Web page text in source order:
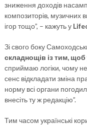
зниження доходів
композиторів, музичних
ігор тощо”, – кажуть у
Зі свого боку
складнощів із тим,
сприймаю логіки, чому
сенс відкладати зміна
норму всі органи
внесіть ту ж редакцію”.
Тим часом українські